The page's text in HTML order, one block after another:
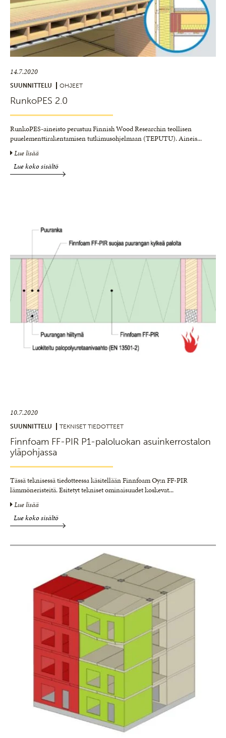
14.7.2020
SUUNNITTELU OHJEET
RunkoPES 2.0
RunkoPES-aineisto perustuu Finnish Wood Researchin teollisen
puuelementtirakentamisen tutkimusohjelmaan (TEPUTU). Aineis...
Lue lisää
Lue koko sisältö
10.7.2020
SUUNNITTELU TEKNISET TIEDOTTEET
Finnfoam FF-PIR P1-paloluokan asuinkerrostalon
yläpohjassa
Tässä teknisessä tiedotteessa käsitellään Finnfoam Oy:n FF-PIR
lämmöneristeitä. Esitetyt tekniset ominaisuudet koskevat...
Lue lisää
Lue koko sisältö